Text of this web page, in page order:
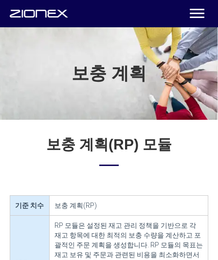
보충 계획
보충 계획(RP) 모듈
기준 치수 보충 계획(RP)
RP 모듈은 설정된 재고 관리 정책을 기반으로 각
재고 항목에 대한 최적의 보충 수량을 계산하고 포
괄적인 주문 계획을 생성합니다. RP 모듈의 목표는
재고 보유 및 주문과 관련된 비용을 최소화하면서